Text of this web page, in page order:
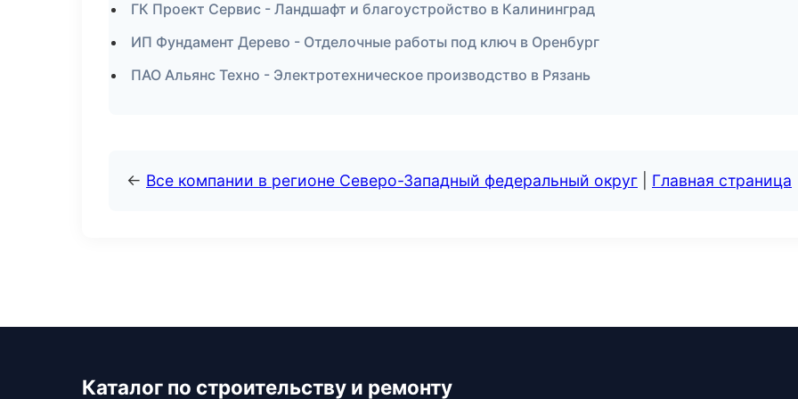
ГК Проект Сервис - Ландшафт и благоустройство в Калининград
ИП Фундамент Дерево - Отделочные работы под ключ в Оренбург
ПАО Альянс Техно - Электротехническое производство в Рязань
← Все компании в регионе Северо-Западный федеральный округ Главная страница
Каталог по строительству и ремонту